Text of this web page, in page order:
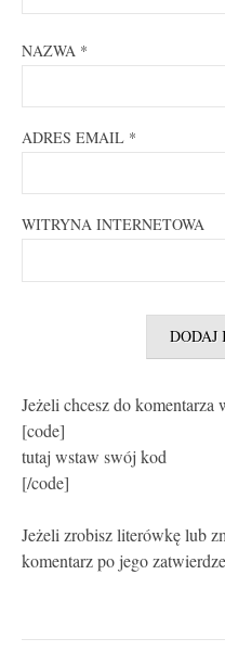
NAZWA *
ADRES EMAIL *
WITRYNA INTERNETOWA
Jeżeli chcesz do komentarza
[code]
tutaj wstaw swój kod
[/code]
Jeżeli zrobisz literówkę lub
komentarz po jego